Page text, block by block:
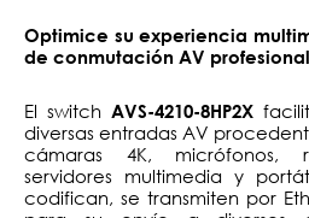
Optimice su experiencia
de conmutación AV
El switch AVS-4210-8HP2X
diversas entradas AV
cámaras 4K, micrófonos,
servidores multimedia y
codifican, se transmiten por